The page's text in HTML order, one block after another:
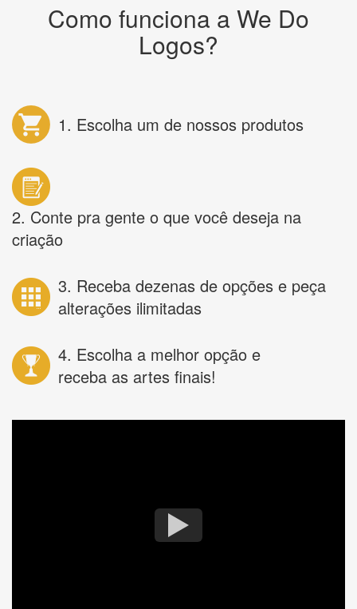
Como funciona a We Do
Logos?
1. Escolha um de nossos produtos
2. Conte pra gente o que você deseja na
criação
3. Receba dezenas de opções e peça
alterações ilimitadas
4. Escolha a melhor opção e
receba as artes finais!